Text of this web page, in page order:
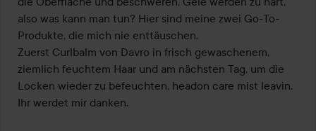
also was kann man tun? Hier sind meine zwei Go-To-
Produkte, die mich nie enttäuschen.
Zuerst Curlbalm von Davro in frisch gewaschenem,
ziemlich feuchtem Haar und am nächsten Tag, um die
Locken wieder zu befeuchten, headon care mist leavin.
Ihr werdet mir danken.